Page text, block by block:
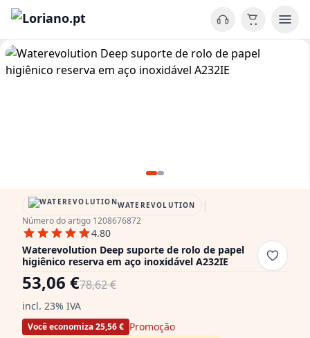
WATEREVOLUTION |
Número do artigo 1208676872
4.80
Waterevolution Deep suporte de rolo de papel
higiênico reserva em aço inoxidável A232IE
53,06 €78,62 €
incl. 23% IVA
Você economiza 25,56 € Promoção